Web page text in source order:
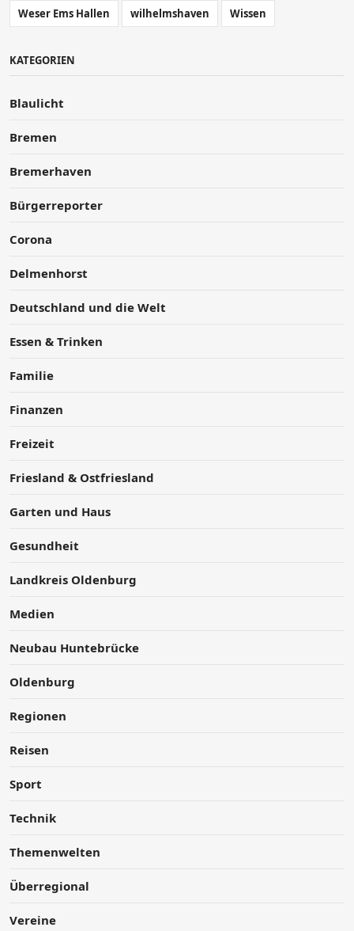
Weser Ems Hallen
wilhelmshaven Wissen
KATEGORIEN
Blaulicht
Bremen
Bremerhaven
Bürgerreporter
Corona
Delmenhorst
Deutschland und die Welt
Essen & Trinken
Familie
Finanzen
Freizeit
Friesland & Ostfriesland
Garten und Haus
Gesundheit
Landkreis Oldenburg
Medien
Neubau Huntebrücke
Oldenburg
Regionen
Reisen
Sport
Technik
Themenwelten
Überregional
Vereine